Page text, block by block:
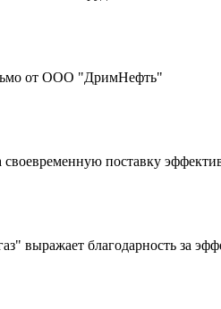
от ООО "ДримНефть"
поставку
выражает благодарность за